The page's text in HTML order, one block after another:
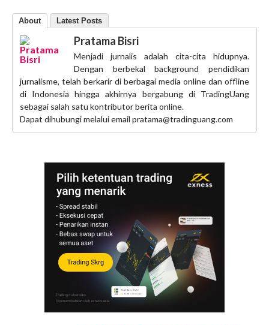
About Latest Posts
Pratama Bisri
Menjadi jurnalis adalah cita-cita hidupnya.
Dengan berbekal background pendidikan
jurnalisme, telah berkarir di berbagai media online dan offline
di Indonesia hingga akhirnya bergabung di TradingUang
sebagai salah satu kontributor berita online.
Dapat dihubungi melalui email pratama@tradinguang.com